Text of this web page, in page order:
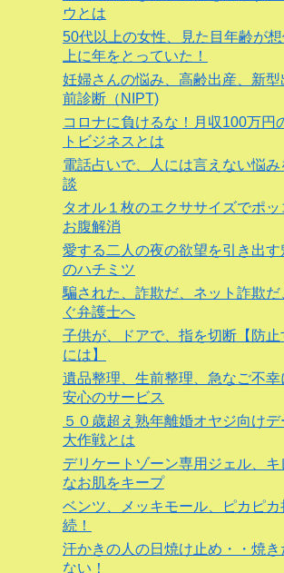
ウとは
50代以上の女性、見た目年齢が想
上に年をとっていた！
妊婦さんの悩み、高齢出産、新型
前診断（NIPT)
コロナに負けるな！月収100万円
トビジネスとは
電話占いで、人には言えない悩み
談
タオル１枚のエクササイズでポッ
お腹解消
愛する二人の夜の欲望を引き出す
のハチミツ
騙された、詐欺だ、ネット詐欺だ
ぐ弁護士へ
子供が、ドアで、指を切断【防止
には】
遺品整理、生前整理、急なご不幸
安心のサービス
５０歳超え熟年離婚オヤジ向けデ
大作戦とは
デリケートゾーン専用ジェル、キ
なお肌をキープ
ベンツ、メッキモール、ピカピカ
続！
汗かきの人の日焼け止め・・焼き
ない！